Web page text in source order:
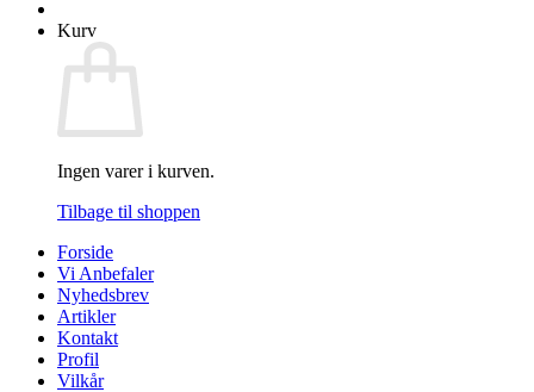
Kurv
Ingen varer i kurven.
Tilbage til shoppen
Forside
Vi Anbefaler
Nyhedsbrev
Artikler
Kontakt
Profil
Vilkår